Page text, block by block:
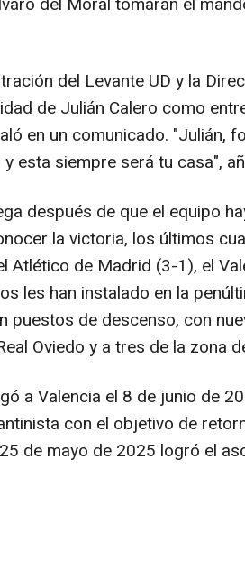
del Levante UD y la
de Julián Calero como
en un comunicado. "Julián,
esta siempre será tu casa",
después de que el equipo
la victoria, los últimos
Atlético de Madrid (3-1), el
les han instalado en la
puestos de descenso, con
Oviedo y a tres de la zona
a Valencia el 8 de junio de
con el objetivo de
de mayo de 2025 logró el